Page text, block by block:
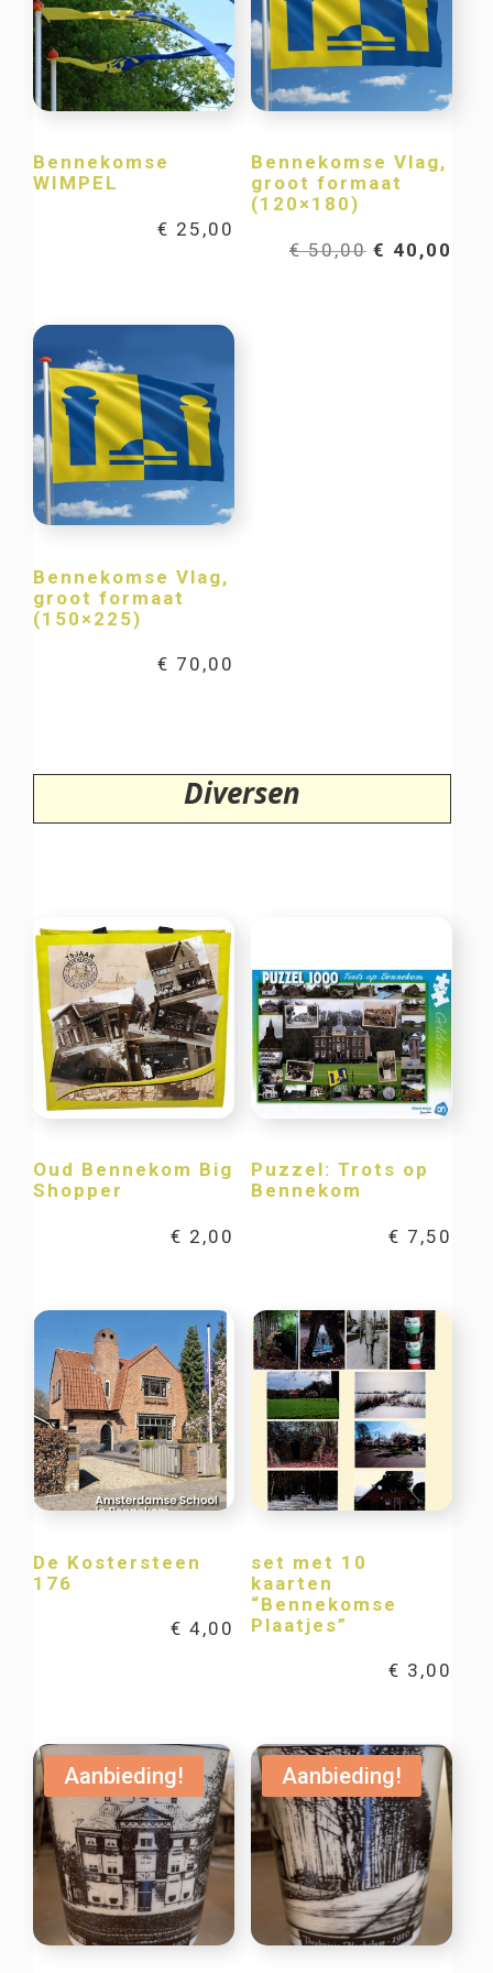
Bennekomse
WIMPEL
€ 25,00
Bennekomse Vlag,
groot formaat
(120×180)
€50,00 € 40,00
Bennekomse Vlag,
groot formaat
(150×225)
€ 70,00
Diversen
Oud Bennekom Big
Shopper
€ 2,00
Puzzel: Trots op
Bennekom
€ 7,50
De Kostersteen
176
€ 4,00
set met 10
kaarten
“Bennekomse
Plaatjes”
€ 3,00
Aanbieding! Aanbieding!